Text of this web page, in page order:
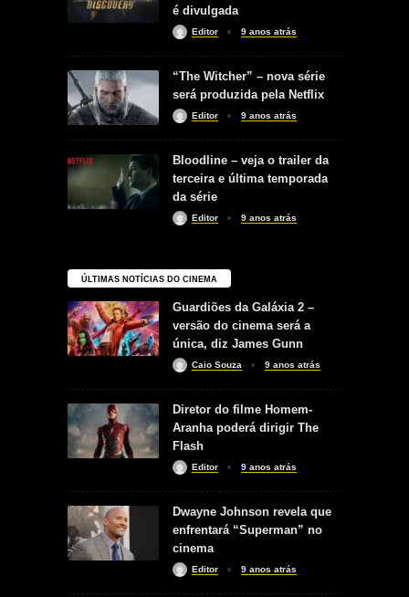
é divulgada
Editor 9 anos atrás
“The Witcher” – nova série
será produzida pela Netflix
Editor 9 anos atrás
Bloodline – veja o trailer da
terceira e última temporada
da série
Editor 9 anos atrás
ÚLTIMAS NOTÍCIAS DO CINEMA
Guardiões da Galáxia 2 –
versão do cinema será a
única, diz James Gunn
Caio Souza 9 anos atrás
Diretor do filme Homem-
Aranha poderá dirigir The
Flash
Editor 9 anos atrás
Dwayne Johnson revela que
enfrentará “Superman” no
cinema
Editor 9 anos atrás